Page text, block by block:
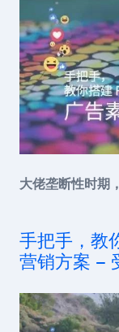
大佬垄断性时期
手把手，教
营销方案 –